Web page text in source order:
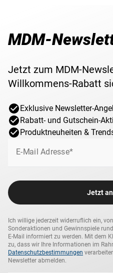
MDM-
Jetzt zum MDM-
Willkommens-Rabatt
Exklusive Newsletter-
Rabatt- und Gutschein-
Produktneuheiten &
E-Mail Adresse*
Jetzt
Ich willige jederzeit widerruflich ein,
Sonderaktionen und Gewinnspiele
E-Mail informiert zu werden. Mit dem
zu, dass wir Ihre Informationen im
Datenschutzbestimmungen
Newsletter abmelden.